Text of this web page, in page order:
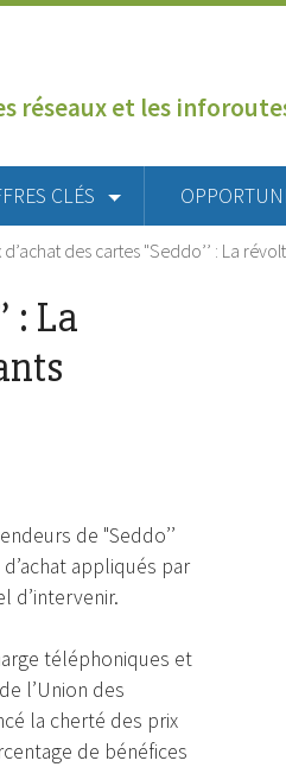
réseaux et les
CLÉS
des cartes "Seddo’’ : La
: La
de "Seddo’’
appliqués par
d’intervenir.
téléphoniques et
l’Union des
la cherté des prix
de bénéfices